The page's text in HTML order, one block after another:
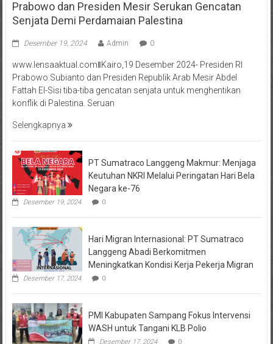
Prabowo dan Presiden Mesir Serukan Gencatan
Senjata Demi Perdamaian Palestina
Desember 19, 2024 Admin 0
www.lensaaktual.comǁKairo,19 Desember 2024- Presiden RI
Prabowo Subianto dan Presiden Republik Arab Mesir Abdel
Fattah El-Sisi tiba-tiba gencatan senjata untuk menghentikan
konflik di Palestina. Seruan
Selengkapnya
PT Sumatraco Langgeng Makmur: Menjaga
Keutuhan NKRI Melalui Peringatan Hari Bela
Negara ke-76
Desember 19, 2024 0
Hari Migran Internasional: PT Sumatraco
Langgeng Abadi Berkomitmen
Meningkatkan Kondisi Kerja Pekerja Migran
Desember 17, 2024 0
PMI Kabupaten Sampang Fokus Intervensi
WASH untuk Tangani KLB Polio
Desember 17, 2024 0